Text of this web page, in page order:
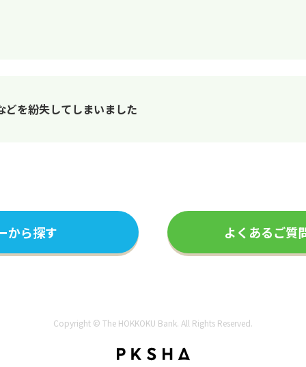
を紛失してしまいました
から探す よくあるご質
Copyright © The HOKKOKU Bank. All Rights Reserved.